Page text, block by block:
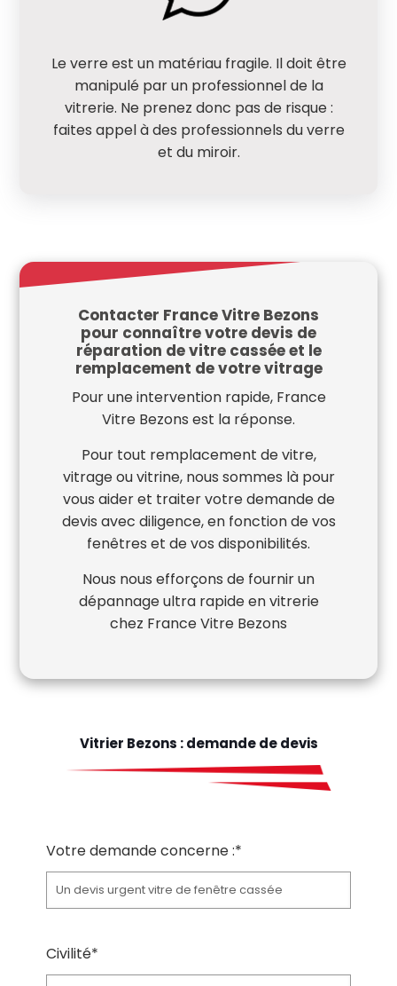
Le verre est un matériau fragile. Il doit être
manipulé par un professionnel de la
vitrerie. Ne prenez donc pas de risque :
faites appel à des professionnels du verre
et du miroir.
Contacter France Vitre Bezons
pour connaître votre devis de
réparation de vitre cassée et le
remplacement de votre vitrage
Pour une intervention rapide, France
Vitre Bezons est la réponse.
Pour tout remplacement de vitre,
vitrage ou vitrine, nous sommes là pour
vous aider et traiter votre demande de
devis avec diligence, en fonction de vos
fenêtres et de vos disponibilités.
Nous nous efforçons de fournir un
dépannage ultra rapide en vitrerie
chez France Vitre Bezons
Vitrier Bezons : demande de devis
Votre demande concerne :*
Civilité*